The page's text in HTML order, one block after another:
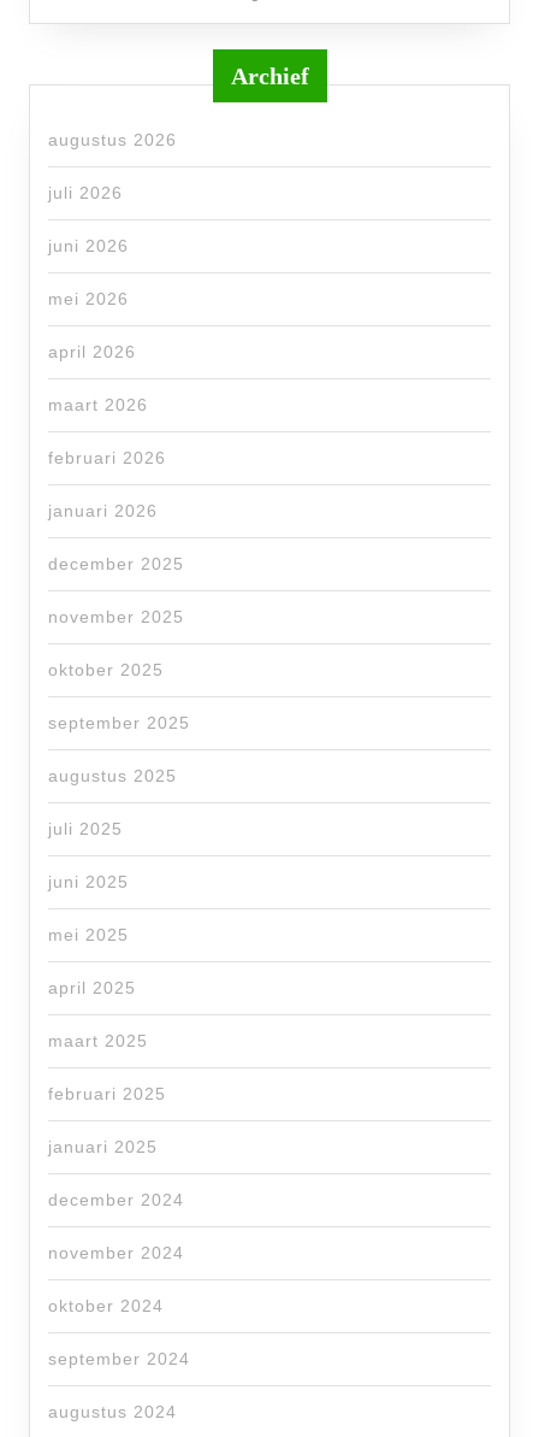
Archief
augustus 2026
juli 2026
juni 2026
mei 2026
april 2026
maart 2026
februari 2026
januari 2026
december 2025
november 2025
oktober 2025
september 2025
augustus 2025
juli 2025
juni 2025
mei 2025
april 2025
maart 2025
februari 2025
januari 2025
december 2024
november 2024
oktober 2024
september 2024
augustus 2024